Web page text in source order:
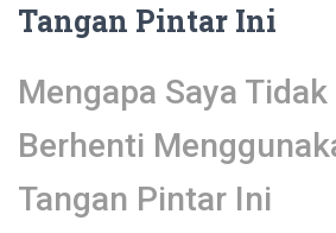
Tangan Pintar Ini
Mengapa Saya
Berhenti
Tangan Pintar Ini